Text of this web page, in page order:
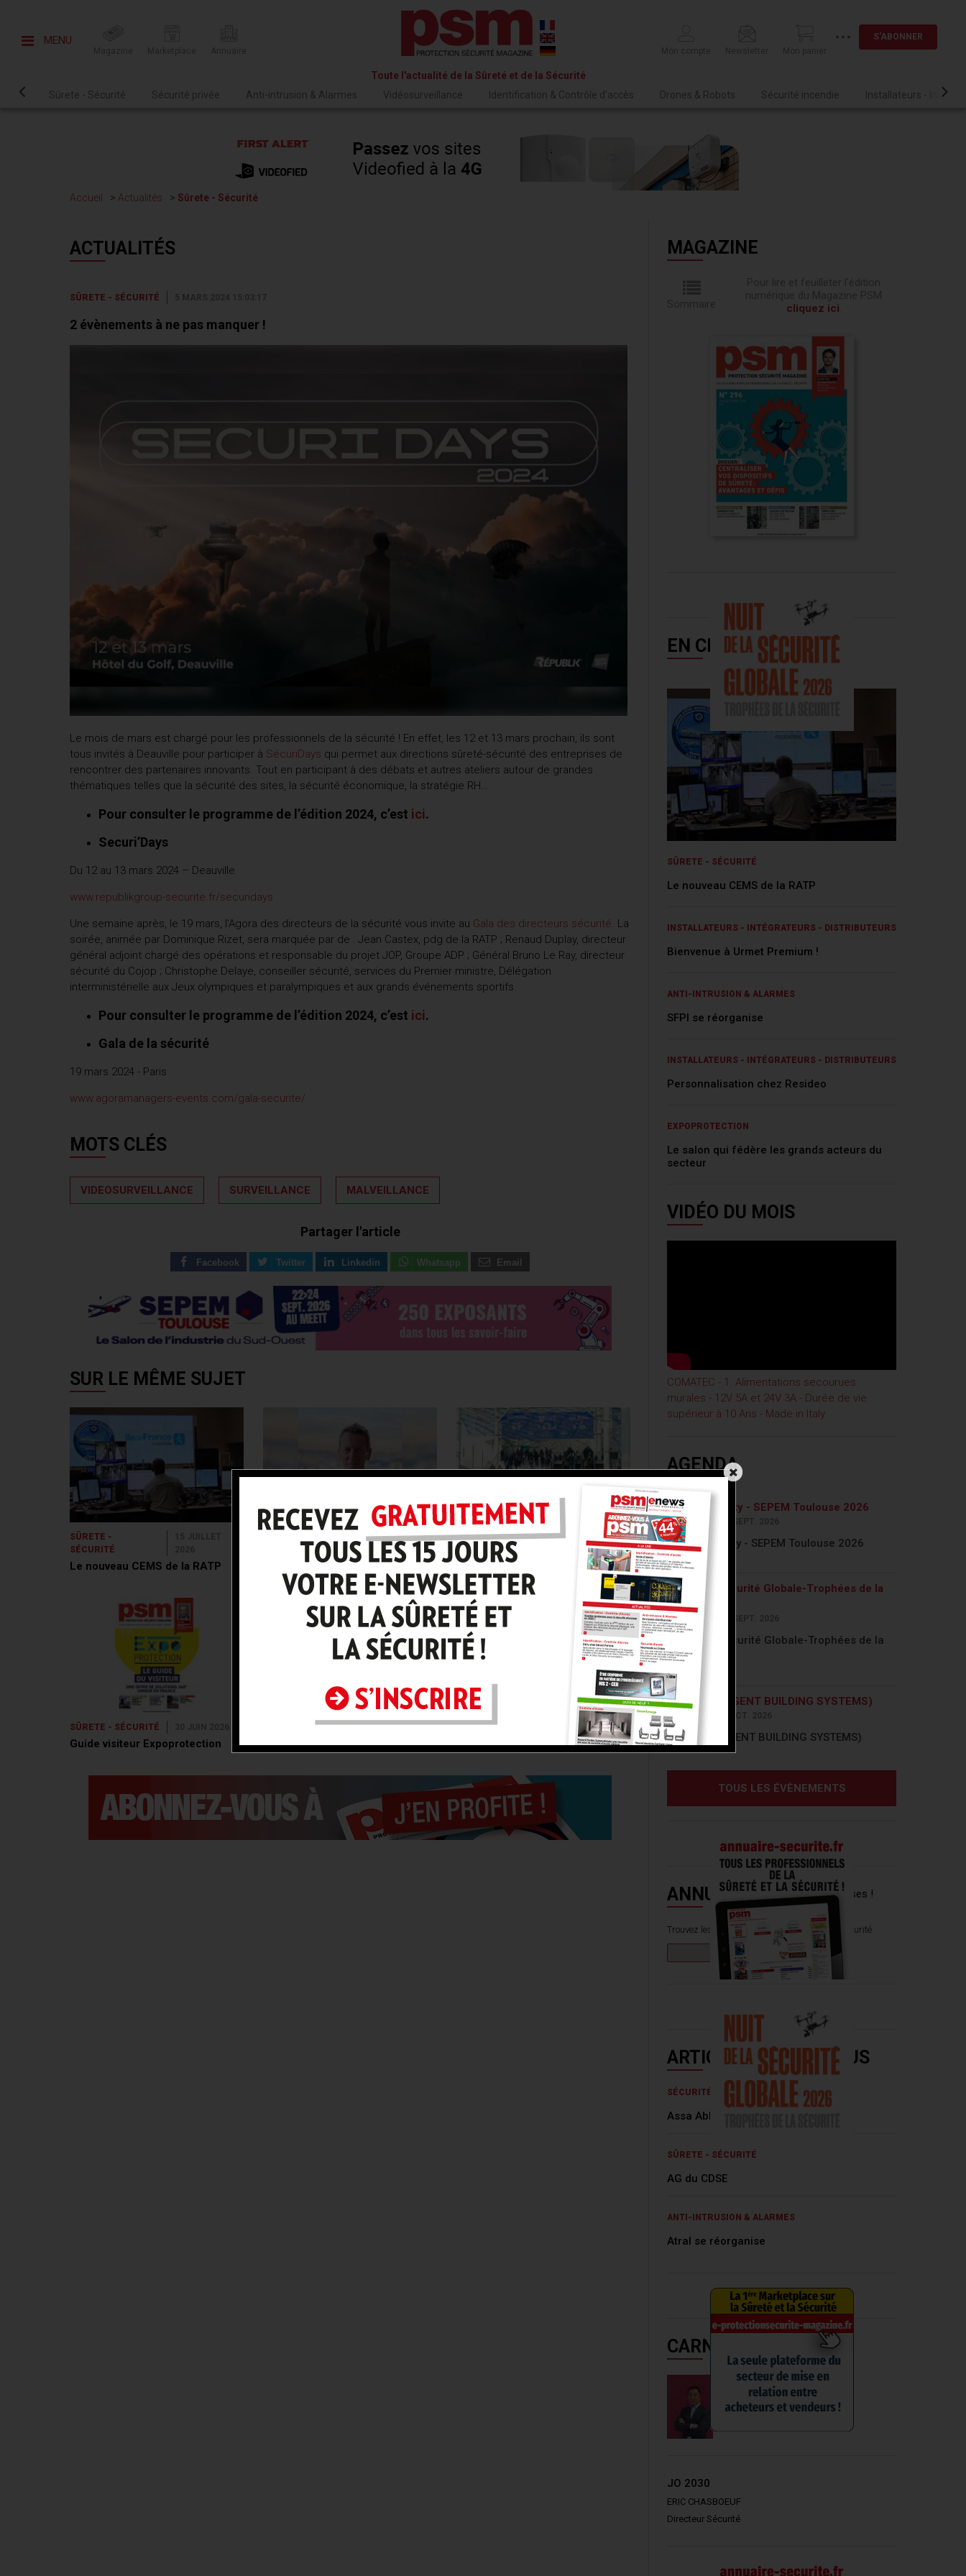
MENU
Toute l'actualité de la Sûreté et de la Sécurité
S'ABONNER
Sûrete - Sécurité Sécurité privée Anti-intrusion & Alarmes Vidéosurveillance Identification & Contrôle d'accès Drones & Robots Sécurité incendie Installateurs -
Accueil Actualités Sûrete - Sécurité
ACTUALITÉS
SÛRETE - SÉCURITÉ
2 évènements à ne pas manquer !
Le mois de mars est chargé pour les professionnels de la sécurité ! En effet, les 12 et 13 mars prochain, ils sont
tous invités à Deauville pour participer à SécuriDays qui permet aux directions sûreté-sécurité des entreprises de
rencontrer des partenaires innovants. Tout en participant à des débats et autres ateliers autour de grandes
thématiques telles que la sécurité des sites, la sécurité économique, la stratégie RH…
Pour consulter le programme de l’édition 2024, c’est ici.
Securi’Days
Du 12 au 13 mars 2024 – Deauville
www.republikgroup-securite.fr/securidays
Une semaine après, le 19 mars, l’Agora des directeurs de la sécurité vous invite au Gala des directeurs sécurité. La
soirée, animée par Dominique Rizet, sera marquée par de : Jean Castex, pdg de la RATP ; Renaud Duplay, directeur
général adjoint chargé des opérations et responsable du projet JOP, Groupe ADP ; Général Bruno Le Ray, directeur
sécurité du Cojop ; Christophe Delaye, conseiller sécurité, services du Premier ministre, Délégation
interministérielle aux Jeux olympiques et paralympiques et aux grands événements sportifs.
Pour consulter le programme de l’édition 2024, c’est ici.
Gala de la sécurité
19 mars 2024 - Paris
www.agoramanagers-events.com/gala-securite/
MOTS CLÉS
VIDEOSURVEILLANCE SURVEILLANCE MALVEILLANCE
Partager l'article
Facebook Twitter Linkedin Whatsapp Email
SUR LE MÊME SUJET
SÛRETE -
SÉCURITÉ
Le nouveau CEMS de la RATP
30 JUIN 2026
AG du CDSE
EN PARTENARIAT AVEC
FIERA MILANO
30 JUIN
2026
Le nouveau MIBA Levante
SÛRETE - SÉCURITÉ
Guide visiteur Expoprotection
SÛRETE - SÉCURITÉ 2 JUIN 2026
Fichet Group investit
SÛRETE - SÉCURITÉ 2 JUIN 2026
Genetec qualifié Anssi !
MAGAZINE
cliquez ici
EN CE MOMENT
SÛRETE - SÉCURITÉ
Le nouveau CEMS de la RATP
INSTALLATEURS - INTÉGRATEURS - DISTRIBUTEURS
Bienvenue à Urmet Premium !
ANTI-INTRUSION & ALARMES
SFPI se réorganise
INSTALLATEURS - INTÉGRATEURS - DISTRIBUTEURS
Personnalisation chez Resideo
EXPOPROTECTION
Le salon qui fédère les grands acteurs du
secteur
VIDÉO DU MOIS
COMATEC - 1. Alimentations secourues
murales - 12V 5A et 24V 3A - Durée de vie
supérieur à 10 Ans - Made in Italy
AGENDA
AccesSecurity - SEPEM Toulouse 2026
22 SEPT. AU 24 SEPT. 2026
AccesSecurity - SEPEM Toulouse 2026
Nuit de la sécurité Globale-Trophées de la
sécurité
28 SEPT. AU 28 SEPT. 2026
Nuit de la sécurité Globale-Trophées de la
sécurité
IBS (INTELLIGENT BUILDING SYSTEMS)
14 OCT. AU 15 OCT. 2026
IBS (INTELLIGENT BUILDING SYSTEMS)
TOUS LES ÉVÈNEMENTS
ANNUAIRE
Trouvez les prestataires de Sûreté et de la Sécurité
ARTICLES LES PLUS LUS
SÉCURITÉ PRIVÉE
Assa Abloy se renforce !
SÛRETE - SÉCURITÉ
AG du CDSE
ANTI-INTRUSION & ALARMES
Atral se réorganise
CARNET
SUPREMA FRANCE
YOUNG JOON KIM
JO 2030
ERIC CHASBOEUF
Directeur Sécurité